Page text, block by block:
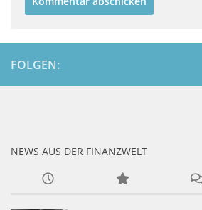
FOLGEN:
NEWS AUS DER FINANZWELT